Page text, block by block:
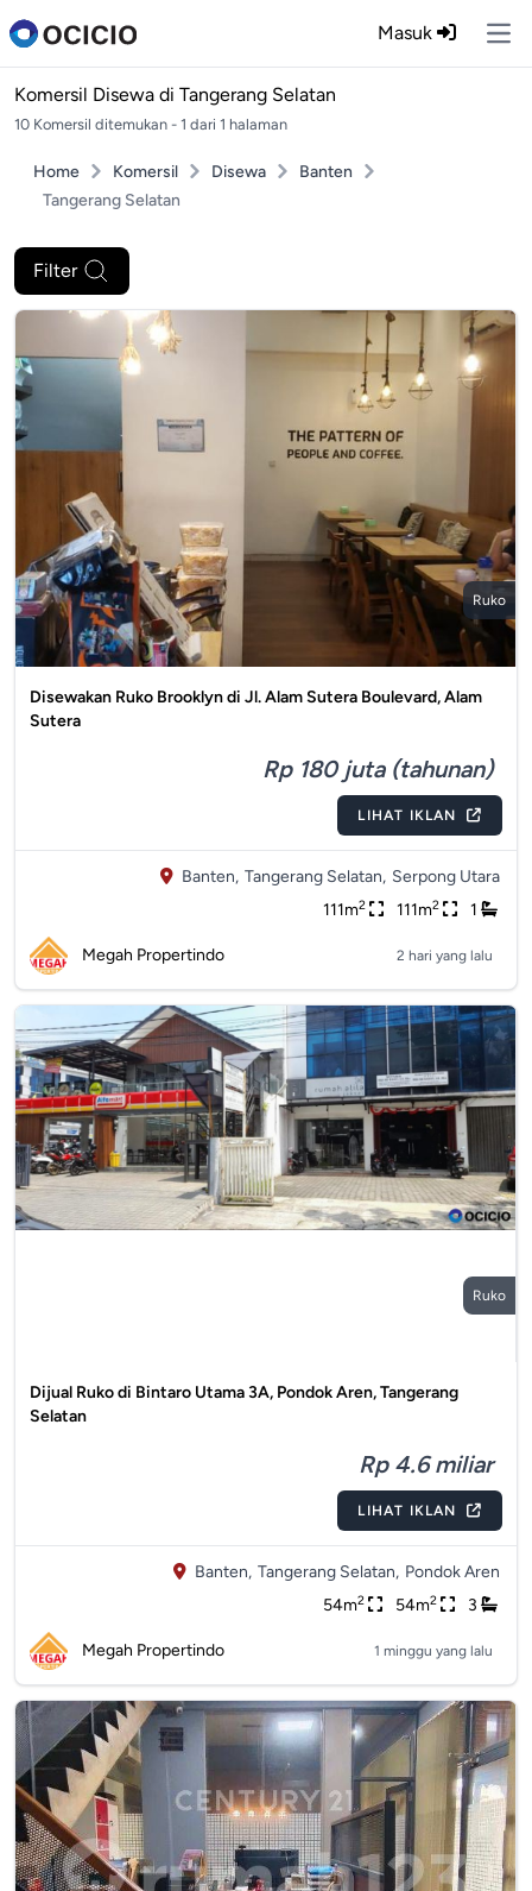
Masuk
Komersil Disewa di Tangerang Selatan
10 Komersil ditemukan - 1 dari 1 halaman
Home Komersil Disewa
Banten
Tangerang Selatan
Filter
Ruko
Disewakan Ruko Brooklyn di Jl. Alam Sutera Boulevard, Alam
Sutera
Rp 180 juta (tahunan)
LIHAT IKLAN
Banten, Tangerang Selatan, Serpong Utara
111m2 111m2 1
Megah Propertindo 2 hari yang lalu
Ruko
Dijual Ruko di Bintaro Utama 3A, Pondok Aren, Tangerang
Selatan
Rp 4.6 miliar
LIHAT IKLAN
Banten, Tangerang Selatan, Pondok Aren
54m2 54m2 3
Megah Propertindo 1 minggu yang lalu